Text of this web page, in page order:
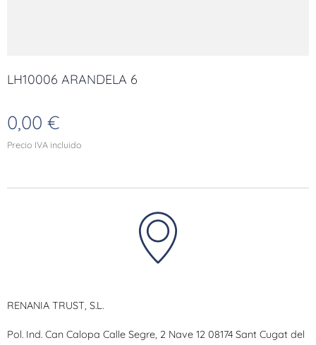
LH10006 ARANDELA 6
0,00 €
Precio IVA incluido
RENANIA TRUST, S.L.
Pol. Ind. Can Calopa Calle Segre, 2 Nave 12 08174 Sant Cugat del